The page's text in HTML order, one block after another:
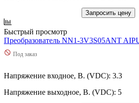
Запросить цену
Быстрый просмотр
Преобразователь NN1-3V3S05ANT
Под заказ
Напряжение входное, В. (VDC): 3.3
Напряжение выходное, В. (VDC): 5